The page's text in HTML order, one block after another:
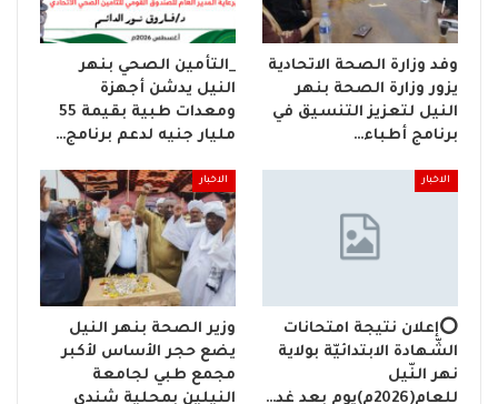
وفد وزارة الصحة الاتحادية
يزور وزارة الصحة بنهر
النيل لتعزيز التنسيق في
برنامج أطباء…
_التأمين الصحي بنهر
النيل يدشن أجهزة
ومعدات طبية بقيمة 55
مليار جنيه لدعم برنامج…
الاخبار
⭕إعلان نتيجة امتحانات
الشّهادة الابتدائيّة بولاية
نهر النّيل
للعام(2026م)يوم بعد غدٍ…
الاخبار
وزير الصحة بنهر النيل
يضع حجر الأساس لأكبر
مجمع طبي لجامعة
النيلين بمحلية شندي